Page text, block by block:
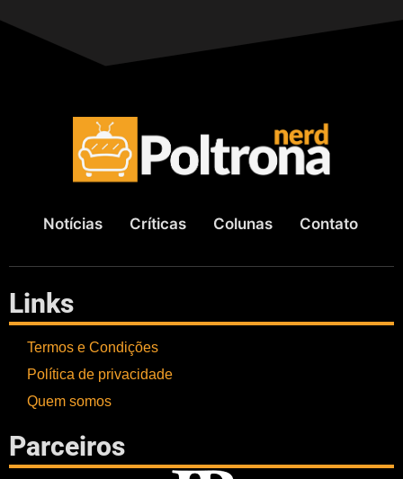
Notícias Críticas Colunas Contato
Links
Termos e Condições
Política de privacidade
Quem somos
Parceiros